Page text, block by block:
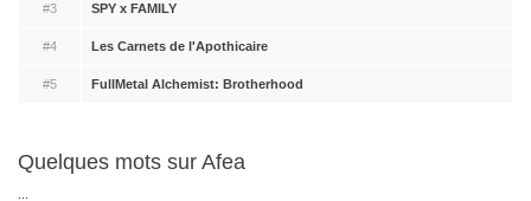
#3 SPY x FAMILY
#4 Les Carnets de l'Apothicaire
#5 FullMetal Alchemist: Brotherhood
Quelques mots sur Afea